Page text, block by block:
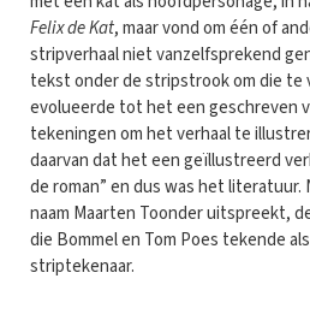
Felix de Kat, maar vond om één of
stripverhaal niet vanzelfsprekend
tekst onder de stripstrook om die te
evolueerde tot het een geschreven
tekeningen om het verhaal te
daarvan dat het een geïllustreerd
de roman” en dus was het literatuur.
naam Maarten Toonder uitspreekt,
die Bommel en Tom Poes tekende
striptekenaar.